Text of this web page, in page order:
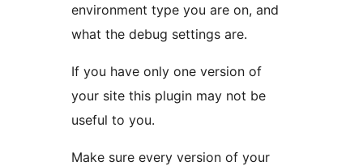
environment type you are on, and
what the debug settings are.
If you have only one version of
your site this plugin may not be
useful to you.
Make sure every version of your